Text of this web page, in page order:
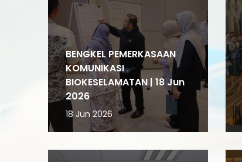
BENGKEL PEMERKASAAN
KOMUNIKASI
BIOKESELAMATAN | 18 Jun
2026
18 Jun 2026